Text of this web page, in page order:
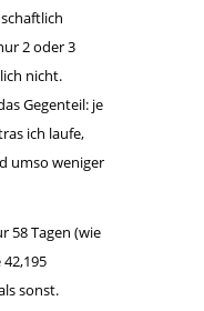
2 oder 3
nicht.
Gegenteil: je
ich laufe,
umso weniger
58 Tagen (wie
sonst.